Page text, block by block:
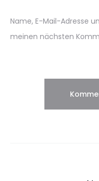
Name, E-Mail-Adresse
meinen nächsten